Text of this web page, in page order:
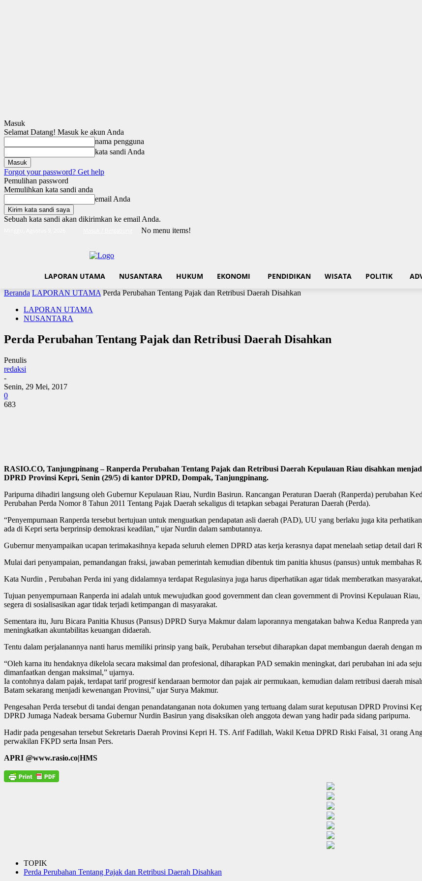
Masuk
Selamat Datang! Masuk ke akun Anda
nama pengguna
kata sandi Anda
Forgot your password? Get help
Pemulihan password
Memulihkan kata sandi anda
email Anda
Sebuah kata sandi akan dikirimkan ke email Anda.
No menu items!
LAPORAN UTAMA NUSANTARA HUKUM EKONOMI PENDIDIKAN WISATA POLITIK
Beranda LAPORAN UTAMA Perda Perubahan Tentang Pajak dan Retribusi Daerah Disahkan
LAPORAN UTAMA
NUSANTARA
Perda Perubahan Tentang Pajak dan Retribusi Daerah Disahkan
Penulis
redaksi
-
Senin, 29 Mei, 2017
0
683
RASIO.CO, Tanjungpinang – Ranperda Perubahan Tentang Pajak dan Retribusi Daerah Kepulauan Riau disahkan
DPRD Provinsi Kepri, Senin (29/5) di kantor DPRD, Dompak, Tanjungpinang.
Paripurna dihadiri langsung oleh Gubernur Kepulauan Riau, Nurdin Basirun. Rancangan Peraturan Daerah (Ranperda) perubahan
Perubahan Perda Nomor 8 Tahun 2011 Tentang Pajak Daerah sekaligus di tetapkan sebagai Peraturan Daerah (Perda).
“Penyempurnaan Ranperda tersebut bertujuan untuk menguatkan pendapatan asli daerah (PAD), UU yang berlaku juga kita
ada di Kepri serta berprinsip demokrasi keadilan,” ujar Nurdin dalam sambutannya.
Gubernur menyampaikan ucapan terimakasihnya kepada seluruh elemen DPRD atas kerja kerasnya dapat menelaah setiap detail dari
Mulai dari penyampaian, pemandangan fraksi, jawaban pemerintah kemudian dibentuk tim panitia khusus (pansus) untuk membahas
Kata Nurdin , Perubahan Perda ini yang didalamnya terdapat Regulasinya juga harus diperhatikan agar tidak memberatkan
Tujuan penyempurnaan Ranperda ini adalah untuk mewujudkan good government dan clean government di Provinsi Kepulauan
segera di sosialisasikan agar tidak terjadi ketimpangan di masyarakat.
Sementara itu, Juru Bicara Panitia Khusus (Pansus) DPRD Surya Makmur dalam laporannya mengatakan bahwa Kedua Ranpreda
meningkatkan akuntabilitas keuangan didaerah.
Tentu dalam perjalanannya nanti harus memiliki prinsip yang baik, Perubahan tersebut diharapkan dapat membangun daerah dengan
“Oleh karna itu hendaknya dikelola secara maksimal dan profesional, diharapkan PAD semakin meningkat, dari perubahan ini ada
dimanfaatkan dengan maksimal,” ujarnya.
Ia contohnya dalam pajak, terdapat tarif progresif kendaraan bermotor dan pajak air permukaan, kemudian dalam retribusi daerah
Batam sekarang menjadi kewenangan Provinsi,” ujar Surya Makmur.
Pengesahan Perda tersebut di tandai dengan penandatanganan nota dokumen yang tertuang dalam surat keputusan DPRD Provinsi
DPRD Jumaga Nadeak bersama Gubernur Nurdin Basirun yang disaksikan oleh anggota dewan yang hadir pada sidang paripurna.
Hadir pada pengesahan tersebut Sekretaris Daerah Provinsi Kepri H. TS. Arif Fadillah, Wakil Ketua DPRD Riski Faisal, 31 orang
perwakilan FKPD serta Insan Pers.
APRI @www.rasio.co|HMS
TOPIK
Perda Perubahan Tentang Pajak dan Retribusi Daerah Disahkan